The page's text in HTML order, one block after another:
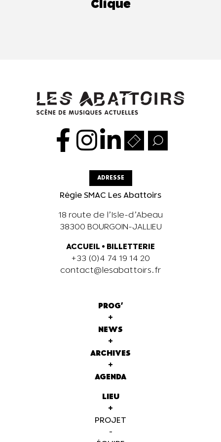
Clique
ADRESSE
Régie SMAC Les Abattoirs
18 route de l’Isle-d’Abeau
38300 BOURGOIN-JALLIEU
ACCUEIL • BILLETTERIE
+33 (0)4 74 19 14 20
contact@lesabattoirs.fr
PROG'
+
NEWS
+
ARCHIVES
+
AGENDA
LIEU
+
PROJET
-